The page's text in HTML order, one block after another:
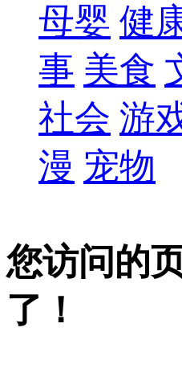
母婴 健
事 美食
社会 游
漫 宠物
您访问的
了！